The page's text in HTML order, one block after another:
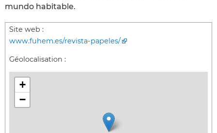
mundo habitable.
Site web :
www.fuhem.es/revista-papeles/
Géolocalisation :
+
−